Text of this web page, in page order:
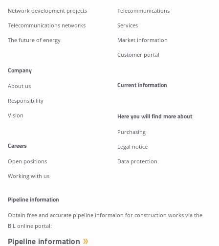
Network development projects
Telecommunications networks
The future of energy
Telecommunications
Services
Market information
Customer portal
Company
About us
Responsibility
Vision
Careers
Open positions
Working with us
Current information
Here you will find more about
Purchasing
Legal notice
Data protection
Pipeline information
Obtain free and accurate pipeline informaion for construction works via the
BIL online portal:
Pipeline information